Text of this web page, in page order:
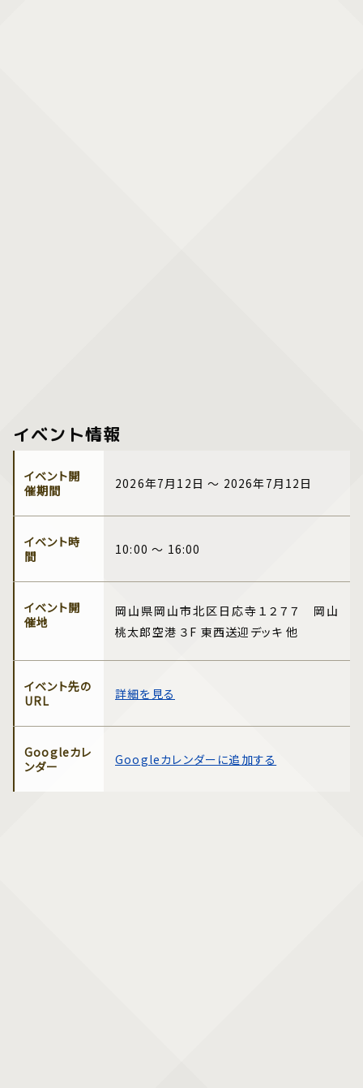
イベント情報
イベント開
催期間
2026年7月12日 ～ 2026年7月12日
イベント時
間
10:00 ～ 16:00
イベント開
催地
岡山県岡山市北区日応寺１２７７ 岡山
桃太郎空港 ３F 東西送迎デッキ 他
イベント先の
URL
詳細を見る
Googleカレ
ンダー
Googleカレンダーに追加する